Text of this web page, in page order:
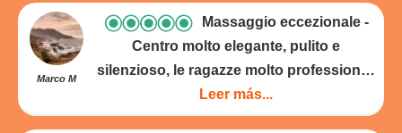
consejos. Hasta pronto - 10-05-2025
Marco M
Massaggio eccezionale
Centro molto elegante, pulito e
silenzioso, le ragazze molto professionali
ci hanno fatto anche un regalo di una
crema per massaggi a base di arnica,
Leer más...